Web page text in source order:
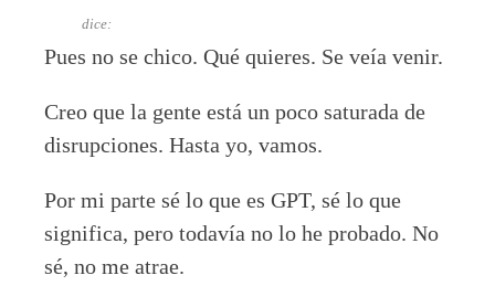
dice:
Pues no se chico. Qué quieres. Se veía venir.
Creo que la gente está un poco saturada de
disrupciones. Hasta yo, vamos.
Por mi parte sé lo que es GPT, sé lo que
significa, pero todavía no lo he probado. No
sé, no me atrae.